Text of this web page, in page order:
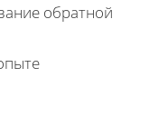
обратной